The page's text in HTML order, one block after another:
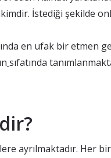
İstediği şekilde
en ufak bir etmen
sıfatında
ayrılmaktadır. Her